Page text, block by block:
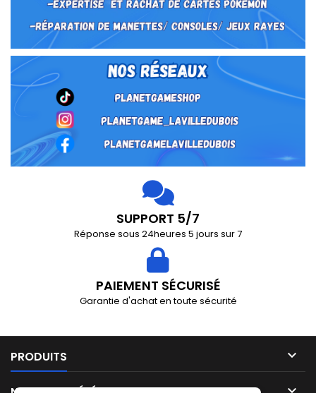
SUPPORT 5/7
Réponse sous 24heures 5 jours sur 7
PAIEMENT SÉCURISÉ
Garantie d'achat en toute sécurité
PRODUITS 